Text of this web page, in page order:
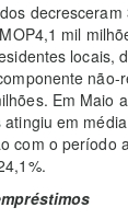
mil
locais,
não-
Em Maio
em
com o período